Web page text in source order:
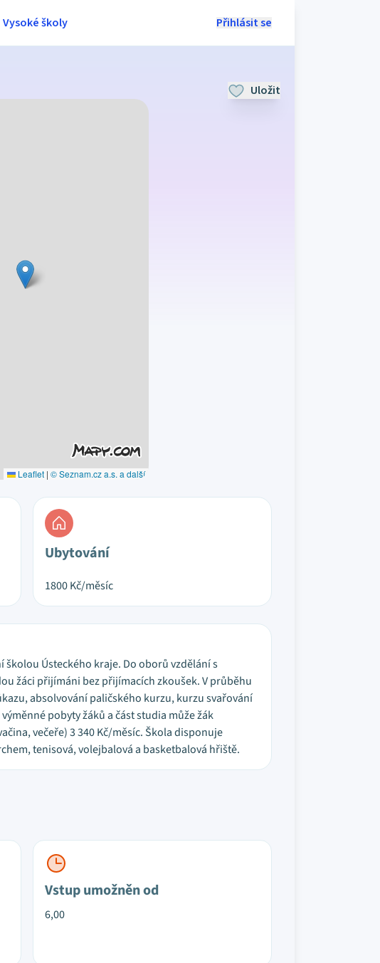
Přihlásit se
Vysoké školy
Uložit
Leaflet | © Seznam.cz a.s. a další
Ubytování
1800Kč/měsíc
školou Ústeckého kraje. Do oborů vzdělání s
žáci přijímáni bez přijímacích zkoušek. V průběhu
absolvování paličského kurzu, kurzu svařování
pobyty žáků a část studia může žák
večeře) 3 340 Kč/měsíc. Škola disponuje
tenisová, volejbalová a basketbalová hřiště.
Vstup umožněn od
6,00